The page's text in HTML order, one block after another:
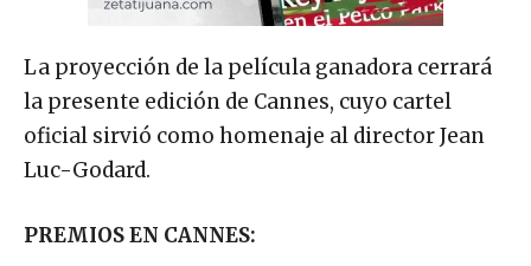
La proyección de la película ganadora cerrará
la presente edición de Cannes, cuyo cartel
oficial sirvió como homenaje al director Jean
Luc-Godard.
PREMIOS EN CANNES: